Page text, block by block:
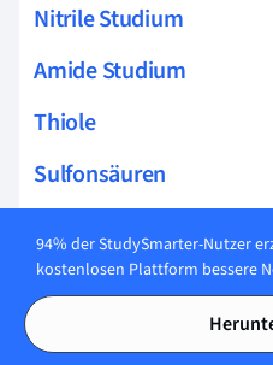
Nitrile Studium
Amide Studium
Thiole
Sulfonsäuren
Alkohole Studium
Halbacetal Studium
94% der StudySmarter-Nutzer
kostenlosen Plattform bessere